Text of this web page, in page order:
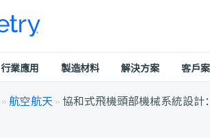
行業應用 製造材料 解決方案 客戶
» 航空航天 » 協和式飛機頭部機械系統設計